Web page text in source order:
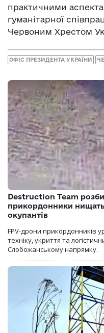
практичними
гуманітарної
Червоним Хрестом
ОФІС ПРЕЗИДЕНТА УКРАЇНИ
Destruction Team
прикордонники нищать
окупантів
FPV-дрони прикордонників
техніку, укриття та
Слобожанському напрямку.